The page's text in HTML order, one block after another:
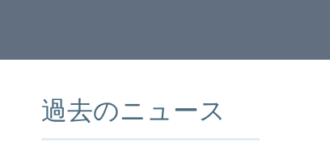
過去のニュース